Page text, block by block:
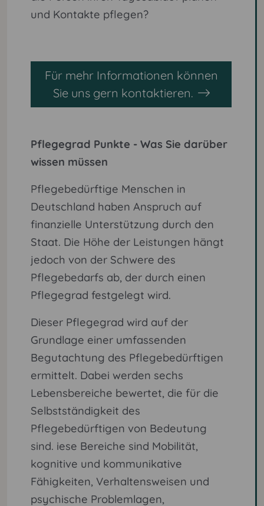
und Kontakte pflegen?
Für mehr Informationen können
Sie uns gern kontaktieren.
Pflegegrad Punkte - Was Sie darüber
wissen müssen
Pflegebedürftige Menschen in
Deutschland haben Anspruch auf
finanzielle Unterstützung durch den
Staat. Die Höhe der Leistungen hängt
jedoch von der Schwere des
Pflegebedarfs ab, der durch einen
Pflegegrad festgelegt wird.
Dieser Pflegegrad wird auf der
Grundlage einer umfassenden
Begutachtung des Pflegebedürftigen
ermittelt. Dabei werden sechs
Lebensbereiche bewertet, die für die
Selbstständigkeit des
Pflegebedürftigen von Bedeutung
sind. iese Bereiche sind Mobilität,
kognitive und kommunikative
Fähigkeiten, Verhaltensweisen und
psychische Problemlagen,